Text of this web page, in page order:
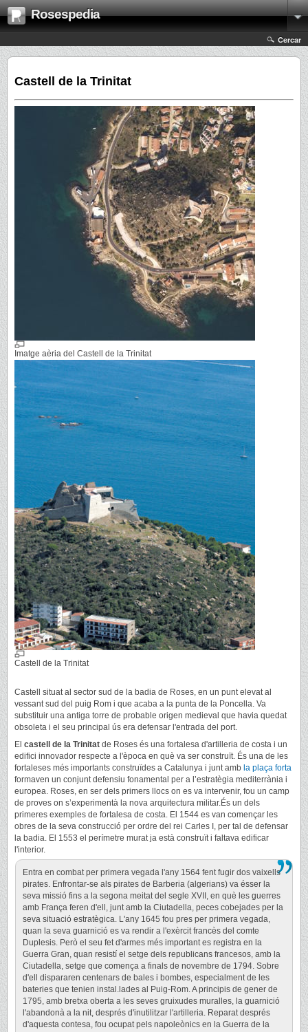
Rosespedia
Cercar
Castell de la Trinitat
Imatge aèria del Castell de la Trinitat
Castell de la Trinitat
Castell situat al sector sud de la badia de Roses, en un punt elevat al
vessant sud del puig Rom i que acaba a la punta de la Poncella. Va
substituir una antiga torre de probable origen medieval que havia quedat
obsoleta i el seu principal ús era defensar l'entrada del port.
El castell de la Trinitat de Roses és una fortalesa d'artilleria de costa i un
edifici innovador respecte a l'època en què va ser construït. És una de les
fortaleses més importants construïdes a Catalunya i junt amb la plaça forta
formaven un conjunt defensiu fonamental per a l’estratègia mediterrània i
europea. Roses, en ser dels primers llocs on es va intervenir, fou un camp
de proves on s’experimentà la nova arquitectura militar.És un dels
primeres exemples de fortalesa de costa. El 1544 es van començar les
obres de la seva construcció per ordre del rei Carles I, per tal de defensar
la badia. El 1553 el perímetre murat ja està construït i faltava edificar
l'interior.
Entra en combat per primera vegada l'any 1564 fent fugir dos vaixells
pirates. Enfrontar-se als pirates de Barberia (algerians) va ésser la
seva missió fins a la segona meitat del segle XVII, en què les guerres
amb França feren d'ell, junt amb la Ciutadella, peces cobejades per la
seva situació estratègica. L'any 1645 fou pres per primera vegada,
quan la seva guarnició es va rendir a l'exèrcit francès del comte
Duplesis. Però el seu fet d'armes més important es registra en la
Guerra Gran, quan resistí el setge dels republicans francesos, amb la
Ciutadella, setge que comença a finals de novembre de 1794. Sobre
d'ell dispararen centenars de bales i bombes, especialment de les
bateries que tenien instal.lades al Puig-Rom. A principis de gener de
1795, amb bretxa oberta a les seves gruixudes muralles, la guarnició
l'abandonà a la nit, després d'inutilitzar l'artilleria. Reparat després
d'aquesta contesa, fou ocupat pels napoleònics en la Guerra de la